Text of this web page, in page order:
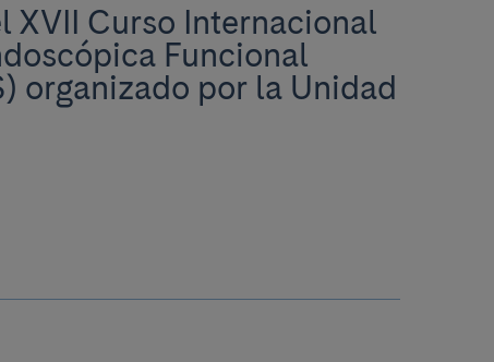
XVII Curso Internacional
Funcional
organizado por la Unidad